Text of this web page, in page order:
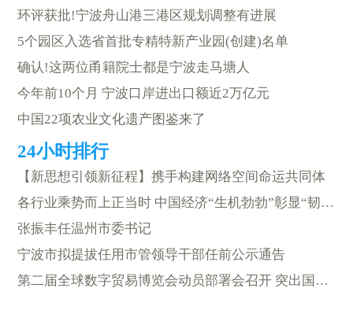
环评获批!宁波舟山港三港区规划调整有进展
5个园区入选省首批专精特新产业园(创建)名单
确认!这两位甬籍院士都是宁波走马塘人
今年前10个月 宁波口岸进出口额近2万亿元
中国22项农业文化遗产图鉴来了
【新思想引领新征程】携手构建网络空间命运共同体
各行业乘势而上正当时 中国经济“生机勃勃”彰显“韧实力”
张振丰任温州市委书记
宁波市拟提拔任用市管领导干部任前公示通告
第二届全球数字贸易博览会动员部署会召开 突出国家级国际化数贸味 打造我省高水平对外开放亮丽“金名片” 王浩讲话